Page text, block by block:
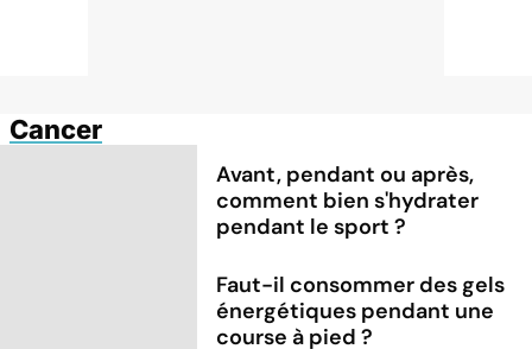
Cancer
Avant, pendant ou après,
comment bien s'hydrater
pendant le sport ?
Faut-il consommer des gels
énergétiques pendant une
course à pied ?